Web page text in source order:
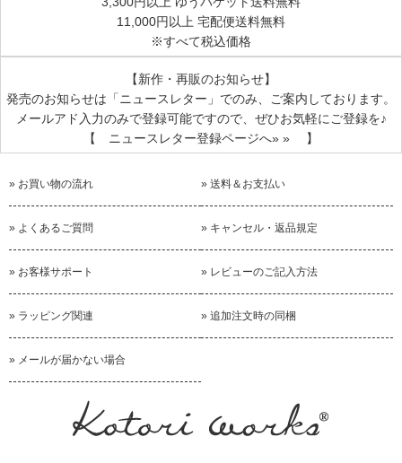
11,000円以上 宅配便送料無料
※すべて税込価格
【新作・再販のお知らせ】
発売のお知らせは 「ニュースレター」 でのみ、ご案内しております。
メールアド入力のみで登録可能ですので、ぜひお気軽にご登録を♪
【 ニュースレター登録ページへ» » 】
» お買い物の流れ » 送料＆お支払い
» よくあるご質問 » キャンセル・返品規定
» お客様サポート » レビューのご記入方法
» ラッピング関連 » 追加注文時の同梱
» メールが届かない場合